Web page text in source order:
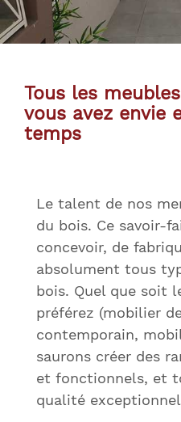
Tous les
vous avez envie
temps
Le talent de nos
du bois. Ce savoir-
concevoir, de
absolument tous
bois. Quel que soit
préférez (mobilier
contemporain,
saurons créer des
et fonctionnels, et
qualité